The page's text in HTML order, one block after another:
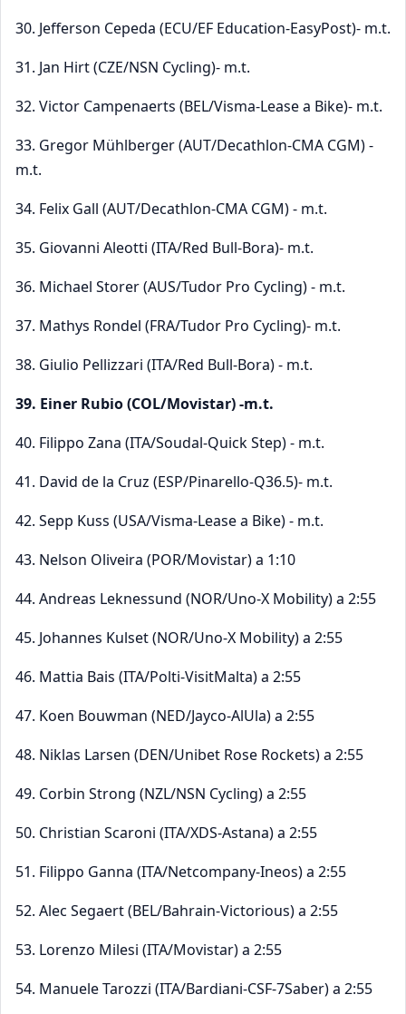
30. Jefferson Cepeda (ECU/EF Education-EasyPost)- m.t.
31. Jan Hirt (CZE/NSN Cycling)- m.t.
32. Victor Campenaerts (BEL/Visma-Lease a Bike)- m.t.
33. Gregor Mühlberger (AUT/Decathlon-CMA CGM) -
m.t.
34. Felix Gall (AUT/Decathlon-CMA CGM) - m.t.
35. Giovanni Aleotti (ITA/Red Bull-Bora)- m.t.
36. Michael Storer (AUS/Tudor Pro Cycling) - m.t.
37. Mathys Rondel (FRA/Tudor Pro Cycling)- m.t.
38. Giulio Pellizzari (ITA/Red Bull-Bora) - m.t.
39. Einer Rubio (COL/Movistar) -m.t.
40. Filippo Zana (ITA/Soudal-Quick Step) - m.t.
41. David de la Cruz (ESP/Pinarello-Q36.5)- m.t.
42. Sepp Kuss (USA/Visma-Lease a Bike) - m.t.
43. Nelson Oliveira (POR/Movistar) a 1:10
44. Andreas Leknessund (NOR/Uno-X Mobility) a 2:55
45. Johannes Kulset (NOR/Uno-X Mobility) a 2:55
46. Mattia Bais (ITA/Polti-VisitMalta) a 2:55
47. Koen Bouwman (NED/Jayco-AlUla) a 2:55
48. Niklas Larsen (DEN/Unibet Rose Rockets) a 2:55
49. Corbin Strong (NZL/NSN Cycling) a 2:55
50. Christian Scaroni (ITA/XDS-Astana) a 2:55
51. Filippo Ganna (ITA/Netcompany-Ineos) a 2:55
52. Alec Segaert (BEL/Bahrain-Victorious) a 2:55
53. Lorenzo Milesi (ITA/Movistar) a 2:55
54. Manuele Tarozzi (ITA/Bardiani-CSF-7Saber) a 2:55